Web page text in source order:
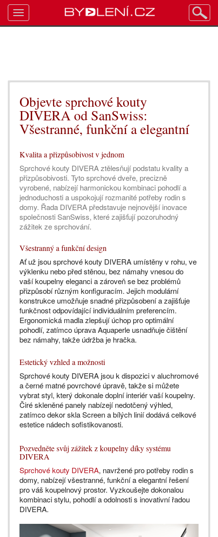
Objevte sprchové kouty
DIVERA od SanSwiss:
Všestranné, funkční a elegantní
Kvalita a přizpůsobivost v jednom
Sprchové kouty DIVERA ztělesňují podstatu kvality a
přizpůsobivosti. Tyto sprchové dveře, precizně
vyrobené, nabízejí harmonickou kombinaci pohodlí a
jednoduchosti a uspokojují rozmanité potřeby rodin s
domy. Řada DIVERA představuje nejnovější inovace
společnosti SanSwiss, které zajišťují pozoruhodný
zážitek ze sprchování.
Všestranný a funkční design
Ať už jsou sprchové kouty DIVERA umístěny v rohu, ve
výklenku nebo před stěnou, bez námahy vnesou do
vaší koupelny eleganci a zároveň se bez problémů
přizpůsobí různým konfiguracím. Jejich modulární
konstrukce umožňuje snadné přizpůsobení a zajišťuje
funkčnost odpovídající individuálním preferencím.
Ergonomická madla zlepšují úchop pro optimální
pohodlí, zatímco úprava Aquaperle usnadňuje čištění
bez námahy, takže údržba je hračka.
Estetický vzhled a možnosti
Sprchové kouty DIVERA jsou k dispozici v aluchromové
a černé matné povrchové úpravě, takže si můžete
vybrat styl, který dokonale doplní interiér vaší koupelny.
Čiré skleněné panely nabízejí nedotčený výhled,
zatímco dekor skla Screen a bílých linií dodává celkové
estetice nádech sofistikovanosti.
Pozvedněte svůj zážitek z koupelny díky systému
DIVERA
Sprchové kouty DIVERA, navržené pro potřeby rodin s
domy, nabízejí všestranné, funkční a elegantní řešení
pro váš koupelnový prostor. Vyzkoušejte dokonalou
kombinaci stylu, pohodlí a odolnosti s inovativní řadou
DIVERA.
Toggle
navigation